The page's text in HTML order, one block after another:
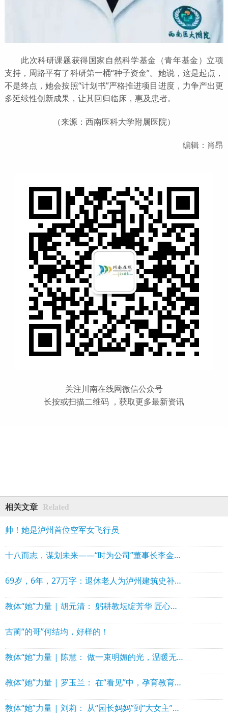
此次科研课题获得国家自然科学基金（青年基金）立项
支持，周路平有了科研第一桶“种子资金”。她说，这是起点，
不是终点，她会按照“计划书”严格推进项目进度，力争产出更
多延续性创新成果，让其回归临床，惠及患者。
（来源：西南医科大学附属医院）
编辑：肖昂
关注川南在线网微信公众号
长按或扫描二维码 ，获取更多最新资讯
相关文章 Related
帅！她是泸州首位空军女飞行员
十八而志，谋划未来——“时为公司”董事长李金龙受邀参加第五届造价师节并分享经验
69岁，6年，27万字：退休老人为泸州建筑史补上珍贵拼图
教体“她”力量 | 胡元清： 躬耕教坛绽芳华 匠心培育结硕果
古蔺“的哥”何结均，好样的！
教体“她”力量 | 陈慧： 做一束明媚的光，温暖无数童年
教体“她”力量 | 罗玉兰： 在“看见”中，孕育教育的“幸福力”
教体“她”力量 | 刘莉： 从“园长妈妈”到“大女主”的温暖与果敢